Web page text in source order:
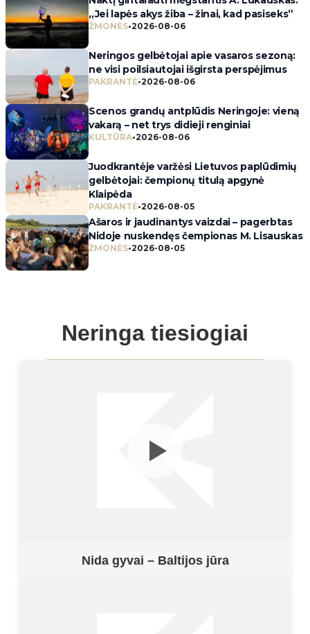
„Jei lapės akys žiba – žinai, kad pasiseks”
ŽMONĖS•2026-08-06
Neringos gelbėtojai apie vasaros sezoną:
ne visi poilsiautojai išgirsta perspėjimus
PAKRANTĖ•2026-08-06
Scenos grandų antplūdis Neringoje: vieną
vakarą – net trys didieji renginiai
KULTŪRA•2026-08-06
Juodkrantėje varžėsi Lietuvos paplūdimių
gelbėtojai: čempionų titulą apgynė
Klaipėda
PAKRANTĖ•2026-08-05
Ašaros ir jaudinantys vaizdai – pagerbtas
Nidoje nuskendęs čempionas M. Lisauskas
ŽMONĖS•2026-08-05
Neringa tiesiogiai
Nida gyvai – Baltijos jūra